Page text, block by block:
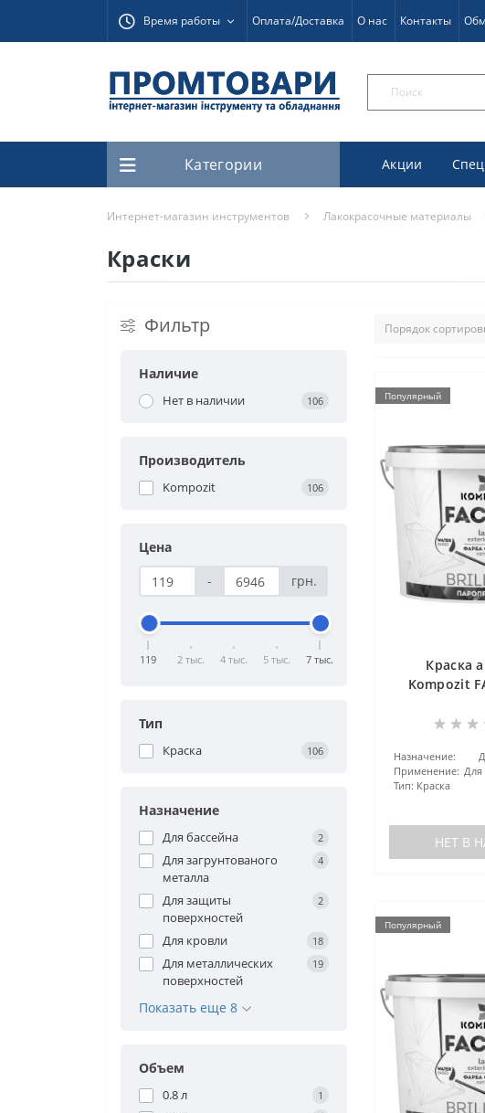
Время работы Оплата/Доставка О нас Контакты
Категории Акции
Интернет-магазин инструментов Лакокрасочные материалы
Краски
Фильтр
Наличие
Нет в наличии 106
Производитель
Kompozit 106
Цена
-
грн.
119 2 тыс. 4 тыс. 5 тыс. 7 тыс.
Тип
Краска 106
Назначение
Для бассейна 2
Для загрунтованого
металла
4
Для защиты
поверхностей
2
Для кровли 18
Для металлических
поверхностей
19
Показать еще 8
Объем
0.8 л 1
Популярный
Краска
Kompozit
Назначение:
Применение:
Тип: Краска
НЕТ В
Популярный